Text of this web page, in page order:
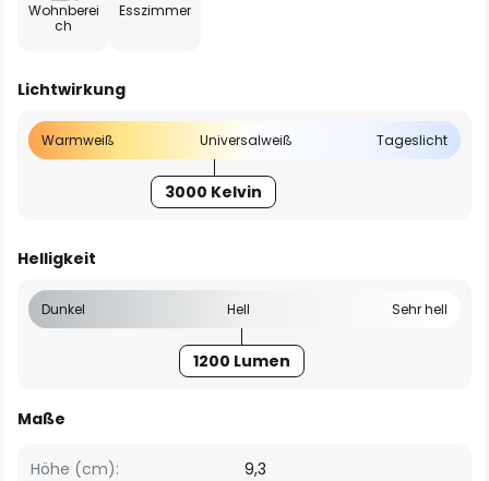
Wohnberei
ch
Esszimmer
Lichtwirkung
Warmweiß Universalweiß Tageslicht
3000 Kelvin
Helligkeit
Dunkel Hell Sehr hell
1200 Lumen
Maße
Höhe (cm):
9,3